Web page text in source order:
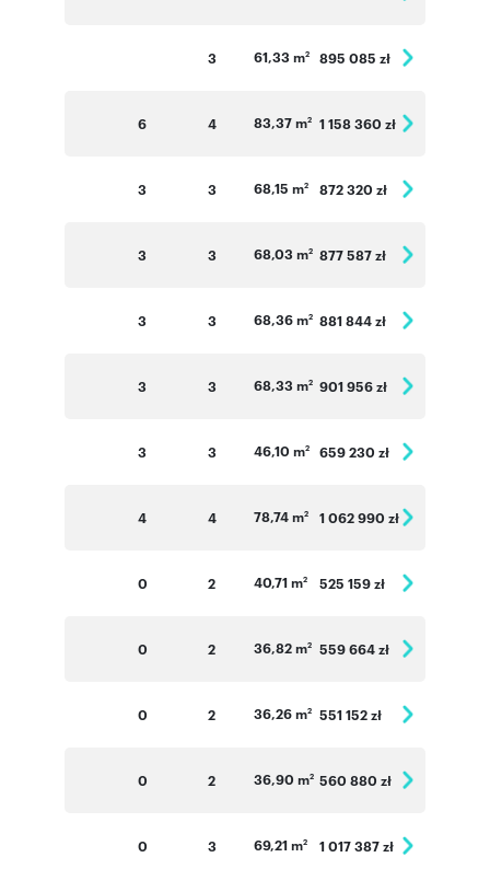
3 61,33 m2 895 085 zł
6 4 83,37 m2 1 158 360 zł
3 3 68,15 m2 872 320 zł
3 3 68,03 m2 877 587 zł
3 3 68,36 m2 881 844 zł
3 3 68,33 m2 901 956 zł
3 3 46,10 m2 659 230 zł
4 4 78,74 m2 1 062 990 zł
0 2 40,71 m2 525 159 zł
0 2 36,82 m2 559 664 zł
0 2 36,26 m2 551 152 zł
0 2 36,90 m2 560 880 zł
0 3 69,21 m2 1 017 387 zł